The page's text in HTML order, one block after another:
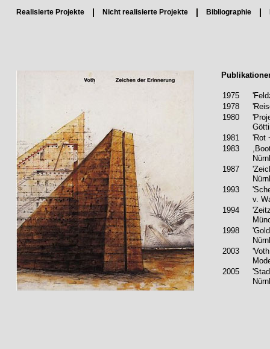
Realisierte Projekte Nicht realisierte Projekte Bibliographie
1975
1978
1980
1981
'Rot
1983
1987
1993
v.
1994
1998
2003
2005